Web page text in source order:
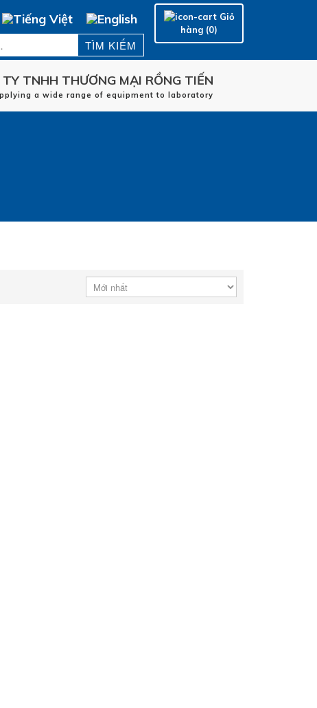
Trang chủ
Giỏ
hàng (0)
TY TNHH THƯƠNG MẠI RỒNG TIẾN
a wide range of equipment to laboratory